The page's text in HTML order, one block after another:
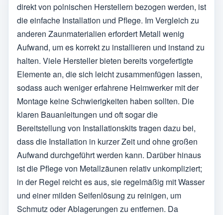
direkt von polnischen Herstellern bezogen werden, ist
die einfache Installation und Pflege. Im Vergleich zu
anderen Zaunmaterialien erfordert Metall wenig
Aufwand, um es korrekt zu installieren und instand zu
halten. Viele Hersteller bieten bereits vorgefertigte
Elemente an, die sich leicht zusammenfügen lassen,
sodass auch weniger erfahrene Heimwerker mit der
Montage keine Schwierigkeiten haben sollten. Die
klaren Bauanleitungen und oft sogar die
Bereitstellung von Installationskits tragen dazu bei,
dass die Installation in kurzer Zeit und ohne großen
Aufwand durchgeführt werden kann. Darüber hinaus
ist die Pflege von Metallzäunen relativ unkompliziert;
in der Regel reicht es aus, sie regelmäßig mit Wasser
und einer milden Seifenlösung zu reinigen, um
Schmutz oder Ablagerungen zu entfernen. Da